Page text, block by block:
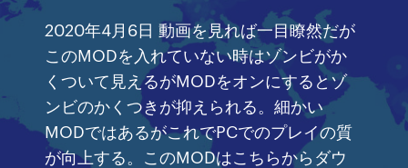
2020年4月6日 動画を見れば一目瞭然だが
このMODを入れていない時はゾンビがか
くついて見えるがMODをオンにするとゾ
ンビのかくつきが抑えられる。細かい
MODではあるがこれでPCでのプレイの質
が向上する。このMODはこちらからダウ